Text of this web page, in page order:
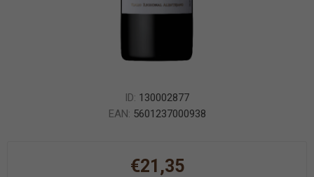
ID: 130002877
EAN: 5601237000938
€21,35